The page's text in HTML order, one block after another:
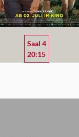
Saal 4
20:15